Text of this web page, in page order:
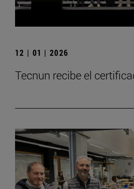
12 | 01 | 2026
Tecnun recibe el